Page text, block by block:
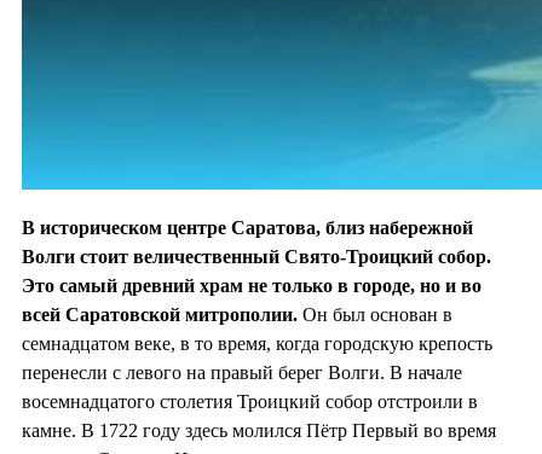
В историческом центре Саратова, близ набережной
Волги стоит величественный Свято-Троицкий собор.
Это самый древний храм не только в городе, но и во
всей Саратовской митрополии. Он был основан в
семнадцатом веке, в то время, когда городскую крепость
перенесли с левого на правый берег Волги. В начале
восемнадцатого столетия Троицкий собор отстроили в
камне. В 1722 году здесь молился Пётр Первый во время